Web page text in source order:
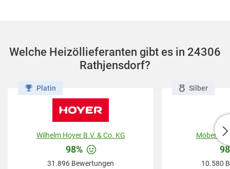
Welche Heizöllieferanten gibt es in 24306
Rathjensdorf?
Platin
Wilhelm Hoyer B.V. & Co. KG
98%
31.896 Bewertungen
Silber
Mobene
10.580